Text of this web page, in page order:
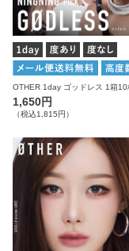
1,650円
（税込1,815円）